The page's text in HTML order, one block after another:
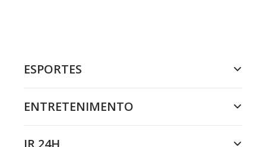
ESPORTES
ENTRETENIMENTO
JR 24H